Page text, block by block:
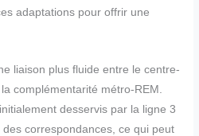
adaptations pour offrir une
liaison plus fluide entre le centre-
complémentarité métro-REM.
desservis par la ligne 3
correspondances, ce qui peut